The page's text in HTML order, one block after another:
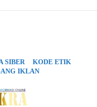
SIBER
KODE ETIK
IKLAN